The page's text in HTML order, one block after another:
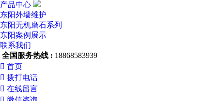
产品中心
东阳外墙维护
东阳无机磨石系列
东阳案例展示
联系我们
全国服务热线 : 18868583939
 首页
 拨打电话
 在线留言